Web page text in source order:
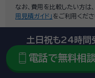
なお、費用を比較したい方は
用見積ガイド」 をご利用くださ
zoom_in 市区町村でさらに
土日祝も24時間
電話で無料相